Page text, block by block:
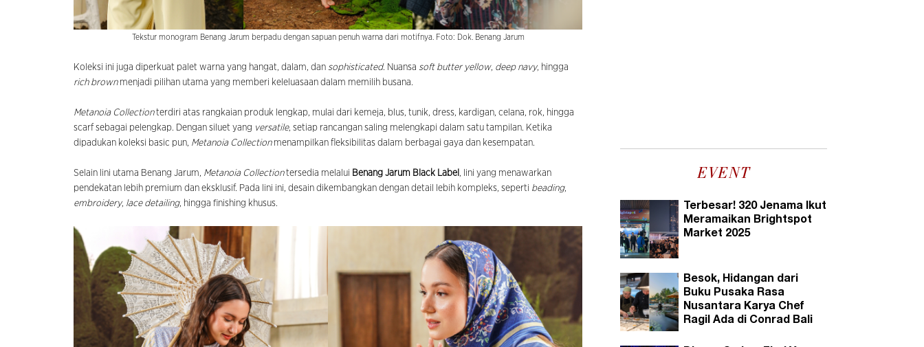
Tekstur monogram Benang Jarum berpadu dengan sapuan penuh warna dari motifnya. Foto: Dok. Benang Jarum
Koleksi ini juga diperkuat palet warna yang hangat, dalam, dan sophisticated. Nuansa soft butter yellow, deep navy, hingga
rich brownmenjadi pilihan utama yang memberi keleluasaan dalam memilih busana.
Metanoia Collectionterdiri atas rangkaian produk lengkap, mulai dari kemeja, blus, tunik, dress, kardigan, celana, rok, hingga
scarf sebagai pelengkap. Dengan siluet yang versatile, setiap rancangan saling melengkapi dalam satu tampilan. Ketika
dipadukan koleksi basic pun, Metanoia Collectionmenampilkan fleksibilitas dalam berbagai gaya dan kesempatan.
Selain lini utama Benang Jarum, Metanoia Collectiontersedia melalui Benang Jarum Black Label , lini yang menawarkan
pendekatan lebih premium dan eksklusif. Pada lini ini, desain dikembangkan dengan detail lebih kompleks, seperti beading,
embroidery, lace detailing, hingga finishing khusus.
EVENT
Terbesar! 320 Jenama Ikut
Meramaikan Brightspot
Market 2025
Besok, Hidangan dari
Buku Pusaka Rasa
Nusantara Karya Chef
Ragil Ada di Conrad Bali